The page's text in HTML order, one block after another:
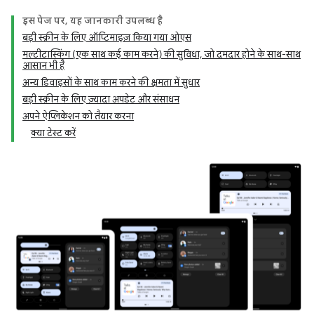
इस पेज पर, यह जानकारी उपलब्ध है
बड़ी स्क्रीन के लिए ऑप्टिमाइज़ किया गया ओएस
मल्टीटास्किंग (एक साथ कई काम करने) की सुविधा, जो दमदार होने के साथ-साथ
आसान भी है
अन्य डिवाइसों के साथ काम करने की क्षमता में सुधार
बड़ी स्क्रीन के लिए ज़्यादा अपडेट और संसाधन
अपने ऐप्लिकेशन को तैयार करना
क्या टेस्ट करें